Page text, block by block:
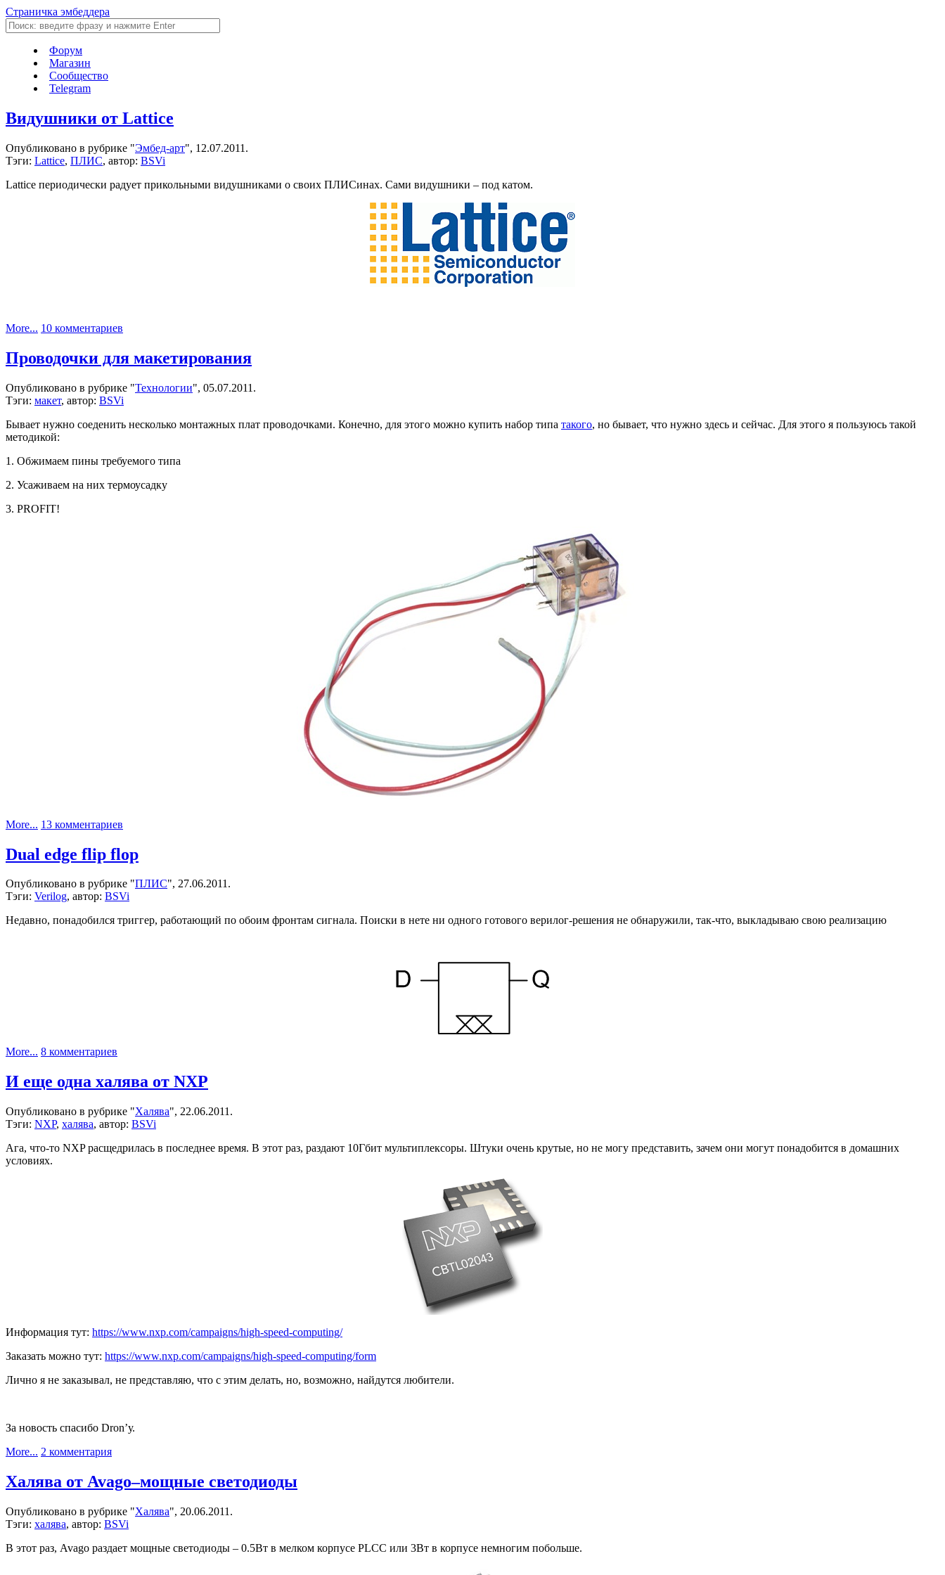
Страничка эмбеддера
Форум
Магазин
Сообщество
Telegram
Видушники от Lattice
Опубликовано в рубрике "Эмбед-арт", 12.07.2011.
Тэги: Lattice, ПЛИС, автор: BSVi
Lattice периодически радует прикольными видушниками о своих ПЛИСинах. Сами видушники – под катом.
More... 10 комментариев
от
Проводочки для макетирования
Опубликовано в рубрике "Технологии", 05.07.2011.
Тэги: макет, автор: BSVi
Бывает нужно соеденить несколько монтажных плат проводочками. Конечно, для этого можно купить набор типа такого, но бывает, что нужно здесь и сейчас. Для этого я пользуюсь такой
методикой:
1. Обжимаем пины требуемого типа
2. Усаживаем на них термоусадку
3. PROFIT!
More... 13 комментариев
для
Dual edge flip flop
Опубликовано в рубрике "ПЛИС", 27.06.2011.
Тэги: Verilog, автор: BSVi
Недавно, понадобился триггер, работающий по обоим фронтам сигнала. Поиски в нете ни одного готового верилог-решения не обнаружили, так-что, выкладываю свою реализацию
More... 8 комментариев
Dual
edge
flop
И еще одна халява от NXP
Опубликовано в рубрике "Халява", 22.06.2011.
Тэги: NXP, халява, автор: BSVi
Ага, что-то NXP расщедрилась в последнее время. В этот раз, раздают 10Гбит мультиплексоры. Штуки очень крутые, но не могу представить, зачем они могут понадобится в домашних
условиях.
Информация тут: https://www.nxp.com/campaigns/high-speed-computing/
Заказать можно тут: https://www.nxp.com/campaigns/high-speed-computing/form
Лично я не заказывал, не представляю, что с этим делать, но, возможно, найдутся любители.
За новость спасибо Dron’у.
More... 2 комментарияк
еще
халява
от
Халява от Avago–мощные светодиоды
Опубликовано в рубрике "Халява", 20.06.2011.
Тэги: халява, автор: BSVi
В этот раз, Avago раздает мощные светодиоды – 0.5Вт в мелком корпусе PLCC или 3Вт в корпусе немногим побольше.